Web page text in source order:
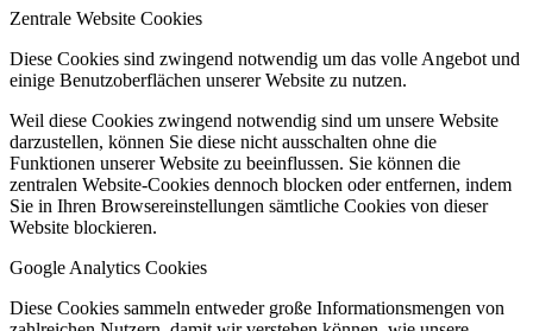
Zentrale Website Cookies
Diese Cookies sind zwingend notwendig um das volle Angebot und
einige Benutzoberflächen unserer Website zu nutzen.
Weil diese Cookies zwingend notwendig sind um unsere Website
darzustellen, können Sie diese nicht ausschalten ohne die
Funktionen unserer Website zu beeinflussen. Sie können die
zentralen Website-Cookies dennoch blocken oder entfernen, indem
Sie in Ihren Browsereinstellungen sämtliche Cookies von dieser
Website blockieren.
Google Analytics Cookies
Diese Cookies sammeln entweder große Informationsmengen von